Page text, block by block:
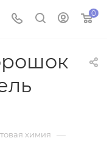
0
химия —